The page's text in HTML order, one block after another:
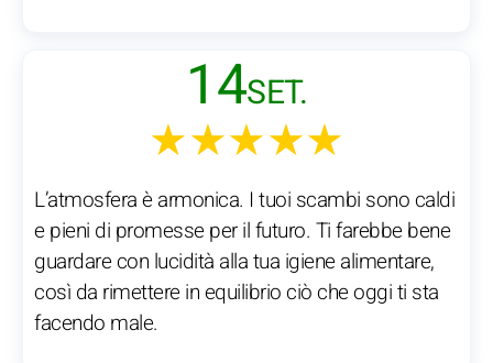
14SET.
★★★★★
L’atmosfera è armonica. I tuoi scambi sono caldi
e pieni di promesse per il futuro. Ti farebbe bene
guardare con lucidità alla tua igiene alimentare,
così da rimettere in equilibrio ciò che oggi ti sta
facendo male.